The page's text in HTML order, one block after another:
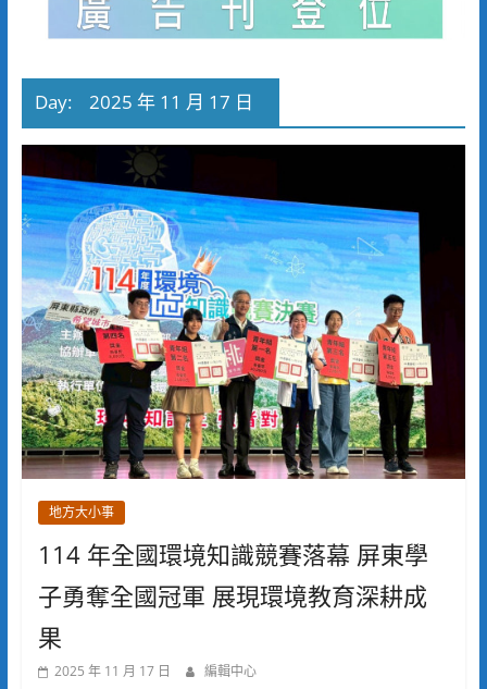
Day: 2025 年 11 月 17 日
地方大小事
114 年全國環境知識競賽落幕 屏東學
子勇奪全國冠軍 展現環境教育深耕成
果
2025 年 11 月 17 日 編輯中心